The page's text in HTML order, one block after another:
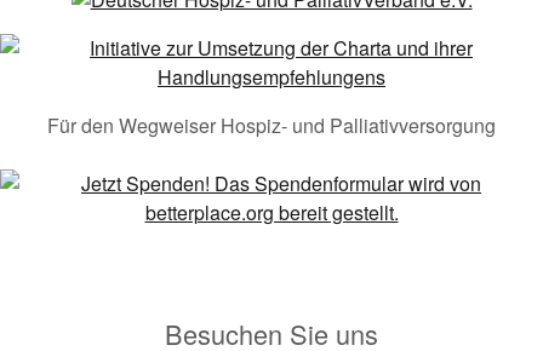
Für den Wegweiser Hospiz- und Palliativversorgung
Besuchen Sie uns